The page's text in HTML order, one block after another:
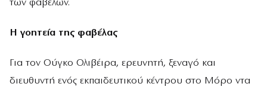
των φαβελών.
Η γοητεία της φαβέλας
Για τον Ούγκο Ολιβέιρα, ερευνητή, ξεναγό και
διευθυντή ενός εκπαιδευτικού κέντρου στο Μόρο ντα